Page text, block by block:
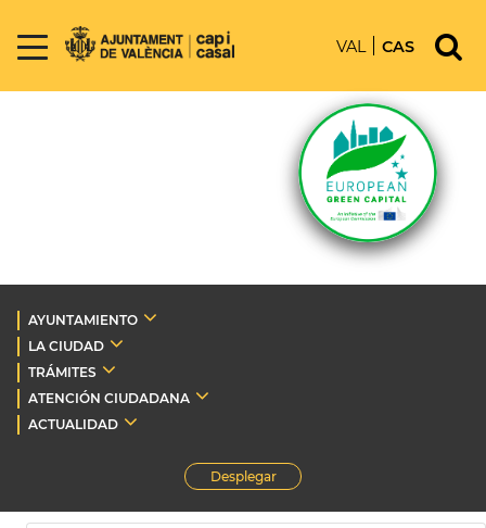
VAL CAS
AYUNTAMIENTO
LA CIUDAD
TRÁMITES
ATENCIÓN CIUDADANA
ACTUALIDAD
Desplegar